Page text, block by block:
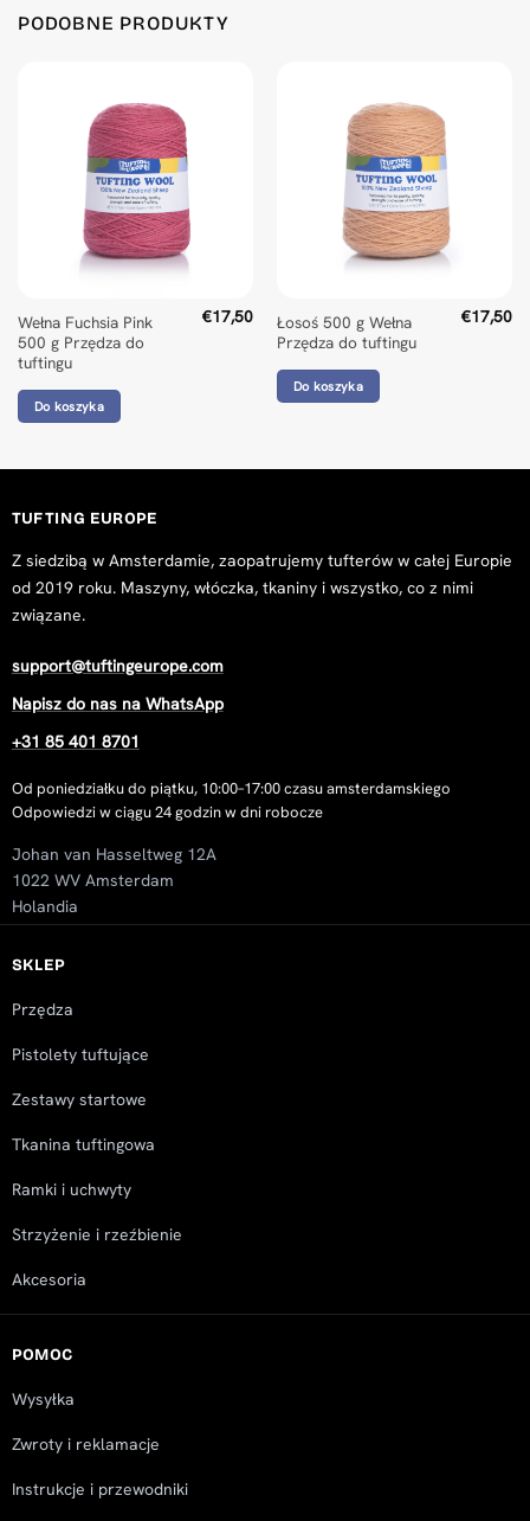
Rating: 5/5
very nice color. .. .. little bit darker than you aspact.
Thu Oct 02 2025 11:26:51 GMT+0000 (Coordinated
Steel Blue 500 g Wool Tufting Yarn
Jonas Larsson
Rating: 5/5
Mon Jan 13 2025 15:20:02 GMT+0000 (Coordinated
PODOBNE PRODUKTY
Wełna Fuchsia Pink
500 g Przędza do
tuftingu
€17,50
Do koszyka
Łosoś 500 g Wełna
Przędza do tuftingu
€17,50
Do koszyka
SKLEP
Przędza
Pistolety tuftujące
Zestawy startowe
Tkanina tuftingowa
Ramki i uchwyty
Strzyżenie i rzeźbienie
Akcesoria
POMOC
Wysyłka
Zwroty i reklamacje
Instrukcje i przewodniki
TUFTING EUROPE
Z siedzibą w Amsterdamie, zaopatrujemy tufterów w całej Europie
od 2019 roku. Maszyny, włóczka, tkaniny i wszystko, co z nimi
związane.
support@tuftingeurope.com
Napisz do nas na WhatsApp
+31 85 401 8701
Od poniedziałku do piątku, 10:00–17:00 czasu amsterdamskiego
Odpowiedzi w ciągu 24 godzin w dni robocze
Johan van Hasseltweg 12A
1022 WV Amsterdam
Holandia